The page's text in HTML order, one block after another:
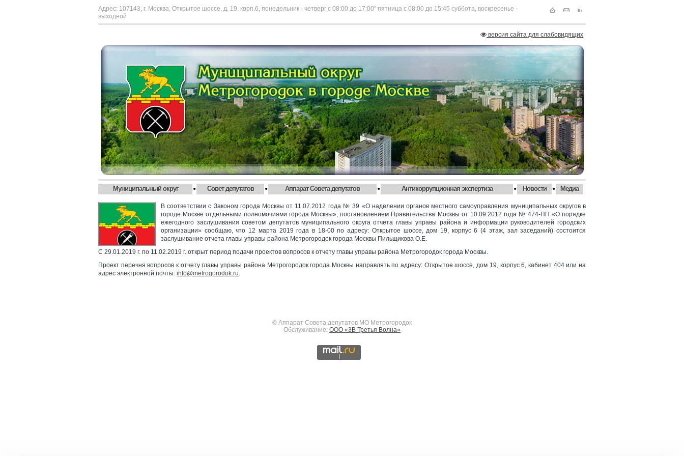
Адрес: 107143, г. Москва, Открытое шоссе, д. 19, корп.6, понедельник - четверг с 08:00 до 17:00" пятница с 08:00 до 15:45 суббота, воскресенье -
выходной
версия сайта для слабовидящих
Муниципальный округ • Совет депутатов • Аппарат Совета депутатов • Антикоррупционная экспертиза • Новости • Медиа
В соответствии с Законом города Москвы от 11.07.2012 года № 39 «О наделении органов местного самоуправления муниципальных округов в
городе Москве отдельными полномочиями города Москвы», постановлением Правительства Москвы от 10.09.2012 года № 474-ПП «О порядке
ежегодного заслушивания советом депутатов муниципального округа отчета главы управы района и информации руководителей городских
организации» сообщаю, что 12 марта 2019 года в 18-00 по адресу: Открытое шоссе, дом 19, корпус 6 (4 этаж, зал заседаний) состоится
заслушивание отчета главы управы района Метрогородок города Москвы Пильщикова О.Е.
С 29.01.2019 г. по 11.02.2019 г. открыт период подачи проектов вопросов к отчету главы управы района Метрогородок города Москвы.
Проект перечня вопросов к отчету главы управы района Метрогородок города Москвы направлять по адресу: Открытое шоссе, дом 19, корпус 6, кабинет 404 или на
адрес электронной почты: info@metrogorodok.ru.
© Аппарат Совета депутатов МО Метрогородок
Обслуживание: ООО «3В Третья Волна»